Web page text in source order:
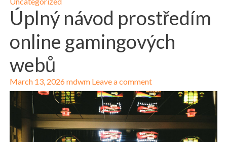
Úplný návod prostředím
online gamingových
webů
March 13, 2026mdwm Leave a comment